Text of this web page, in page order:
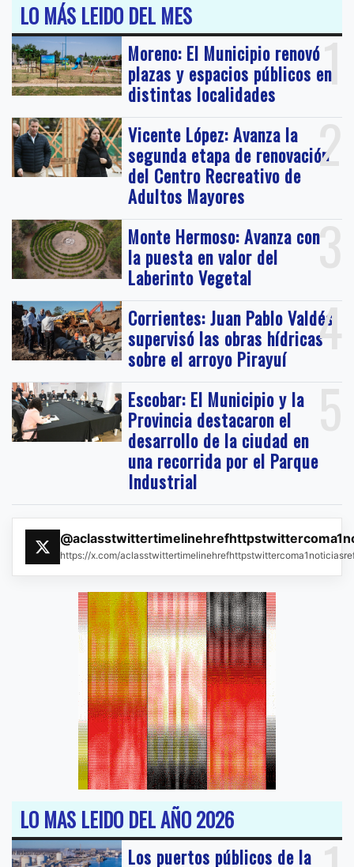
LO MÁS LEIDO DEL MES
1
Moreno: El Municipio renovó
plazas y espacios públicos en
distintas localidades
2
Vicente López: Avanza la
segunda etapa de renovación
del Centro Recreativo de
Adultos Mayores
3
Monte Hermoso: Avanza con
la puesta en valor del
Laberinto Vegetal
4
Corrientes: Juan Pablo Valdés
supervisó las obras hídricas
sobre el arroyo Pirayuí
5
Escobar: El Municipio y la
Provincia destacaron el
desarrollo de la ciudad en
una recorrida por el Parque
Industrial
https://x.com/
LO MAS LEIDO DEL AÑO 2026
Los puertos públicos de la